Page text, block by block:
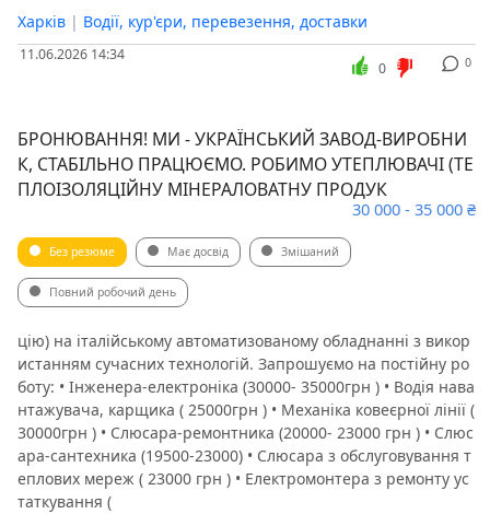
Харків | Водії, кур'єри, перевезення, доставки
11.06.2026 14:34 0
0
БРОНЮВАННЯ! МИ - УКРАЇНСЬКИЙ ЗАВОД-ВИРОБНИ
К, СТАБІЛЬНО ПРАЦЮЄМО. РОБИМО УТЕПЛЮВАЧІ (ТЕ
ПЛОІЗОЛЯЦІЙНУ МІНЕРАЛОВАТНУ ПРОДУК
30 000 - 35 000 ₴
Без резюме Має досвід Змішаний
Повний робочий день
цію) на італійському автоматизованому обладнанні з викор
истанням сучасних технологій. Запрошуємо на постійну ро
боту: • Інженера-електроніка (30000- 35000грн ) • Водія нава
нтажувача, карщика ( 25000грн ) • Механіка ковеєрної лінії (
30000грн ) • Слюсара-ремонтника (20000- 23000 грн ) • Слюс
ара-сантехника (19500-23000) • Слюсара з обслуговування т
еплових мереж ( 23000 грн ) • Електромонтера з ремонту ус
таткування (